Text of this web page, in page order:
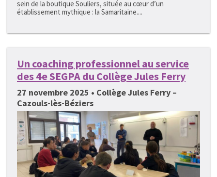
sein de la boutique Souliers, située au cœur d’un
établissement mythique : la Samaritaine....
Un coaching professionnel au service
des 4e SEGPA du Collège Jules Ferry
27 novembre 2025 • Collège Jules Ferry –
Cazouls-lès-Béziers